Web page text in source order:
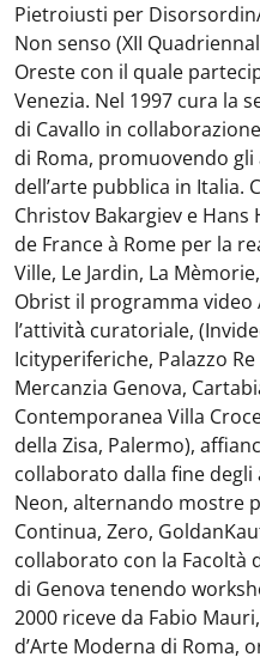
Pietroiusti per
Non senso (XII
Oreste con il quale
Venezia. Nel 1997 cura la
di Cavallo in
di Roma, promuovendo
dell’arte pubblica in Italia.
Christov Bakargiev e Hans
de France à Rome per la
Ville, Le Jardin, La
Obrist il programma video
l’attività̀ curatoriale,
Icityperiferiche, Palazzo
Mercanzia Genova,
Contemporanea Villa
della Zisa, Palermo),
collaborato dalla fine degli
Neon, alternando mostre
Continua, Zero,
collaborato con la Facoltà
di Genova tenendo
2000 riceve da Fabio
d’Arte Moderna di Roma,